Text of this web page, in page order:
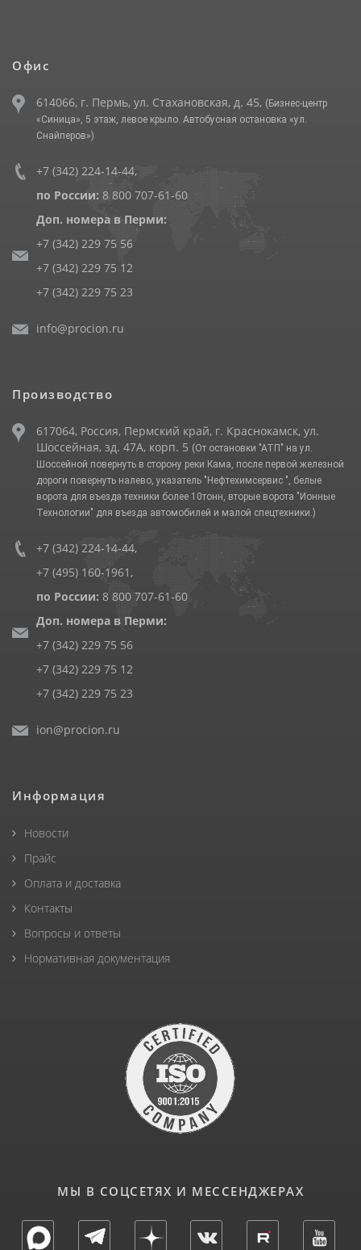
Офис
614066, г. Пермь, ул. Стахановская, д. 45, (Бизнес-центр
«Синица», 5 этаж, левое крыло. Автобусная остановка «ул.
Снайперов»)
+7 (342) 224-14-44,
по России: 8 800 707-61-60
Доп. номера в Перми:
+7 (342) 229 75 56
+7 (342) 229 75 12
+7 (342) 229 75 23
info@procion.ru
Производство
617064, Россия, Пермский край, г. Краснокамск, ул.
Шоссейная, зд. 47А, корп. 5 (От остановки "АТП" на ул.
Шоссейной повернуть в сторону реки Кама, после первой железной
дороги повернуть налево, указатель "Нефтехимсервис ", белые
ворота для въезда техники более 10тонн, вторые ворота "Ионные
Технологии" для въезда автомобилей и малой спецтехники.)
+7 (342) 224-14-44,
+7 (495) 160-1961 ,
по России: 8 800 707-61-60
Доп. номера в Перми:
+7 (342) 229 75 56
+7 (342) 229 75 12
+7 (342) 229 75 23
ion@procion.ru
Информация
Новости
Прайс
Оплата и доставка
Контакты
Вопросы и ответы
Нормативная документация
МЫ В СОЦСЕТЯХ И МЕССЕНДЖЕРАХ